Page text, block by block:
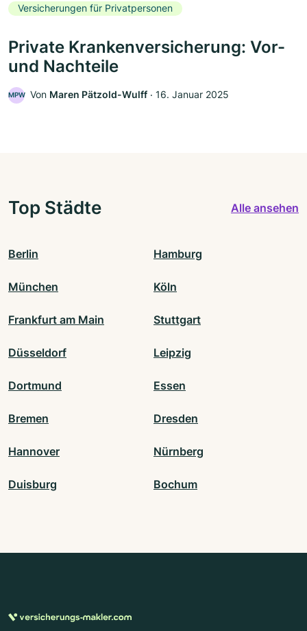
Versicherungen für Privatpersonen
Private Krankenversicherung: Vor-
und Nachteile
MPW Von Maren Pätzold-Wulff ‧ 16. Januar 2025
Top Städte Alle ansehen
Berlin Hamburg
München Köln
Frankfurt am Main Stuttgart
Düsseldorf Leipzig
Dortmund Essen
Bremen Dresden
Hannover Nürnberg
Duisburg Bochum